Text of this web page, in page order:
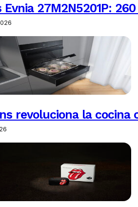
Evnia 27M2N5201P:
revoluciona la